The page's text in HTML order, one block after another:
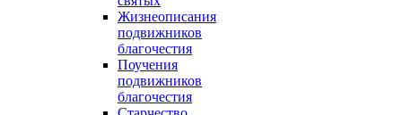
Жизнеописания
подвижников
благочестия
Поучения
подвижников
благочестия